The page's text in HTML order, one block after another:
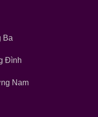
Ba
Đình
Nam